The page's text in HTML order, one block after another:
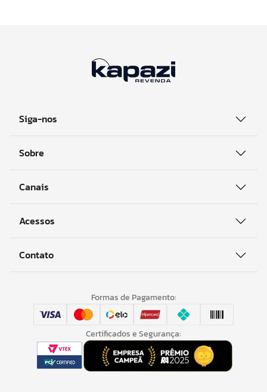
Siga-nos
Sobre
Canais
Acessos
Contato
Formas de Pagamento:
Certificados e Segurança: